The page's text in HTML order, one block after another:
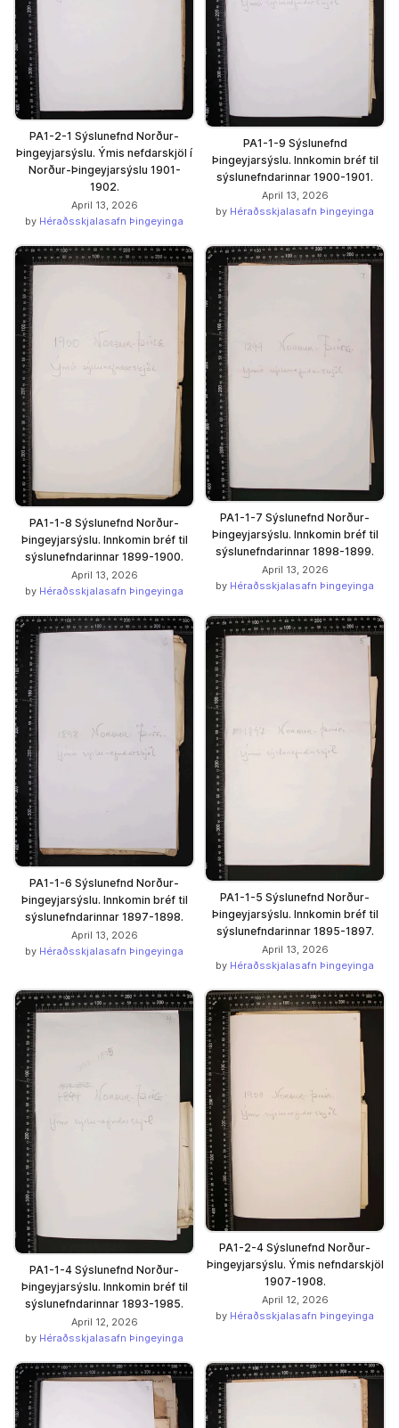
PA1-2-1 Sýslunefnd Norður-
Þingeyjarsýslu. Ýmis nefdarskjöl í
Norður-Þingeyjarsýslu 1901-
1902.
April 13, 2026
by Héraðsskjalasafn Þingeyinga
PA1-1-9 Sýslunefnd
Þingeyjarsýslu. Innkomin bréf til
sýslunefndarinnar 1900-1901.
April 13, 2026
by Héraðsskjalasafn Þingeyinga
PA1-1-8 Sýslunefnd Norður-
Þingeyjarsýslu. Innkomin bréf til
sýslunefndarinnar 1899-1900.
April 13, 2026
by Héraðsskjalasafn Þingeyinga
PA1-1-7 Sýslunefnd Norður-
Þingeyjarsýslu. Innkomin bréf til
sýslunefndarinnar 1898-1899.
April 13, 2026
by Héraðsskjalasafn Þingeyinga
PA1-1-6 Sýslunefnd Norður-
Þingeyjarsýslu. Innkomin bréf til
sýslunefndarinnar 1897-1898.
April 13, 2026
by Héraðsskjalasafn Þingeyinga
PA1-1-5 Sýslunefnd Norður-
Þingeyjarsýslu. Innkomin bréf til
sýslunefndarinnar 1895-1897.
April 13, 2026
by Héraðsskjalasafn Þingeyinga
PA1-1-4 Sýslunefnd Norður-
Þingeyjarsýslu. Innkomin bréf til
sýslunefndarinnar 1893-1985.
April 12, 2026
by Héraðsskjalasafn Þingeyinga
PA1-2-4 Sýslunefnd Norður-
Þingeyjarsýslu. Ýmis nefndarskjöl
1907-1908.
April 12, 2026
by Héraðsskjalasafn Þingeyinga